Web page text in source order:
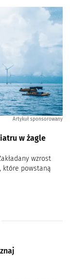
Artykuł sponsorowany
co
w 2023
Artykuł sponsorowany
w żagle
wzrost
które powstaną